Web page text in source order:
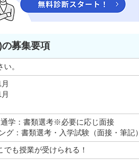
募集要項
。
学：書類選考※必要に応じ面接
グ：書類選考・入学試験（面接・筆記）
も授業が受けられる！